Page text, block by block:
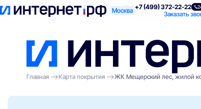
Москва +7 (499) 372-22-22
Заказать
Поиск по адресу Для квартиры
Главная
Карта покрытия ЖК Мещерский лес, жилой